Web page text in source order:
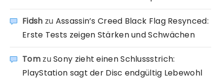
Fidsh zu Assassin’s Creed Black Flag Resynced:
Erste Tests zeigen Stärken und Schwächen
TomzuSony zieht einen Schlussstrich:
PlayStation sagt der Disc endgültig Lebewohl